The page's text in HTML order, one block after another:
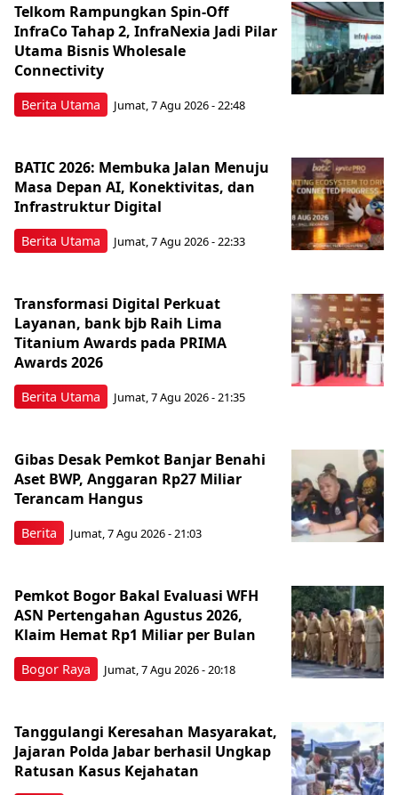
Berita Utama
Telkom Rampungkan Spin-Off
InfraCo Tahap 2, InfraNexia Jadi Pilar
Utama Bisnis Wholesale
Connectivity
Jumat, 7 Agu 2026 - 22:48
Berita Utama
BATIC 2026: Membuka Jalan Menuju
Masa Depan AI, Konektivitas, dan
Infrastruktur Digital
Jumat, 7 Agu 2026 - 22:33
Berita Utama
Transformasi Digital Perkuat
Layanan, bank bjb Raih Lima
Titanium Awards pada PRIMA
Awards 2026
Jumat, 7 Agu 2026 - 21:35
Berita
Gibas Desak Pemkot Banjar Benahi
Aset BWP, Anggaran Rp27 Miliar
Terancam Hangus
Jumat, 7 Agu 2026 - 21:03
Bogor Raya
Pemkot Bogor Bakal Evaluasi WFH
ASN Pertengahan Agustus 2026,
Klaim Hemat Rp1 Miliar per Bulan
Jumat, 7 Agu 2026 - 20:18
Tanggulangi Keresahan Masyarakat,
Jajaran Polda Jabar berhasil Ungkap
Ratusan Kasus Kejahatan